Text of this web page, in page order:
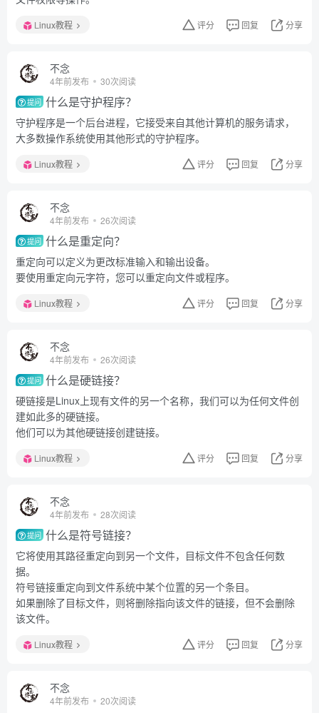
Linux教程 评分 回复 分享
不念
4年前发布 30次阅读
提问 什么是守护程序？
守护程序是一个后台进程，它接受来自其他计算机的服务请求，
大多数操作系统使用其他形式的守护程序。
Linux教程 评分 回复 分享
不念
4年前发布 26次阅读
提问 什么是重定向？
重定向可以定义为更改标准输入和输出设备。
要使用重定向元字符，您可以重定向文件或程序。
Linux教程 评分 回复 分享
不念
4年前发布 26次阅读
提问 什么是硬链接？
硬链接是Linux上现有文件的另一个名称，我们可以为任何文件创
建如此多的硬链接。
他们可以为其他硬链接创建链接。
Linux教程 评分 回复 分享
不念
4年前发布 28次阅读
提问 什么是符号链接？
它将使用其路径重定向到另一个文件，目标文件不包含任何数
据。
符号链接重定向到文件系统中某个位置的另一个条目。
如果删除了目标文件，则将删除指向该文件的链接，但不会删除
该文件。
Linux教程 评分 回复 分享
不念
4年前发布 20次阅读